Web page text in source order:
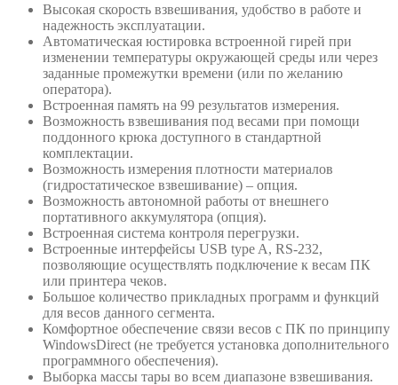
Высокая скорость взвешивания, удобство в работе и
надежность эксплуатации.
Автоматическая юстировка встроенной гирей при
изменении температуры окружающей среды или через
заданные промежутки времени (или по желанию
оператора).
Встроенная память на 99 результатов измерения.
Возможность взвешивания под весами при помощи
поддонного крюка доступного в стандартной
комплектации.
Возможность измерения плотности материалов
(гидростатическое взвешивание) – опция.
Возможность автономной работы от внешнего
портативного аккумулятора (опция).
Встроенная система контроля перегрузки.
Встроенные интерфейсы USB type A, RS-232,
позволяющие осуществлять подключение к весам ПК
или принтера чеков.
Большое количество прикладных программ и функций
для весов данного сегмента.
Комфортное обеспечение связи весов с ПК по принципу
WindowsDirect (не требуется установка дополнительного
программного обеспечения).
Выборка массы тары во всем диапазоне взвешивания.